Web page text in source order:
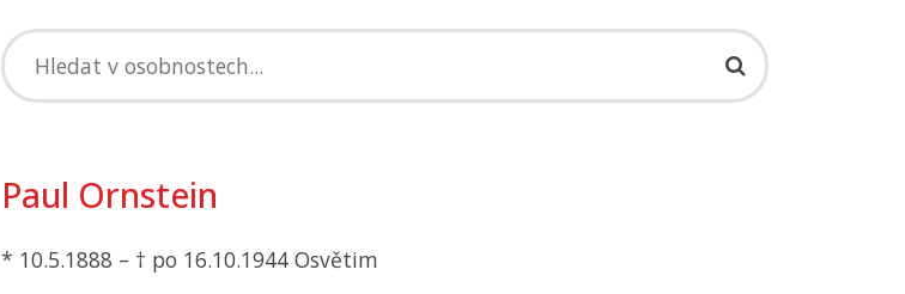
Paul Ornstein
* 10.5.1888 – † po 16.10.1944 Osvětim